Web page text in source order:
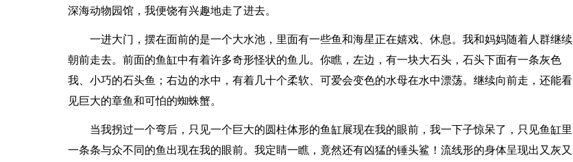
深海动物园馆，我便饶有兴趣地走了进去。
一进大门，摆在面前的是一个大水池，里面有一些鱼和海星正在嬉戏、休息。我和妈妈随着人群继续
朝前走去。前面的鱼缸中有着许多奇形怪状的鱼儿。你瞧，左边，有一块大石头，石头下面有一条灰色
我、小巧的石头鱼；右边的水中，有着几十个柔软、可爱会变色的水母在水中漂荡。继续向前走，还能看
见巨大的章鱼和可怕的蜘蛛蟹。
当我拐过一个弯后，只见一个巨大的圆柱体形的鱼缸展现在我的眼前，我一下子惊呆了，只见鱼缸里
一条条与众不同的鱼出现在我的眼前。我定睛一瞧，竟然还有凶猛的锤头鲨！流线形的身体呈现出又灰又